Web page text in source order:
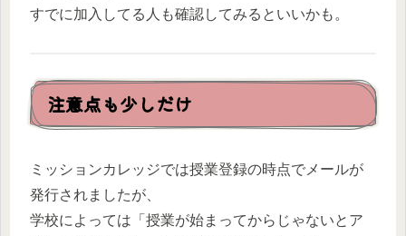
すでに加入してる人も確認してみるといいかも。
注意点も少しだけ
ミッションカレッジでは授業登録の時点でメールが
発行されましたが、
学校によっては「授業が始まってからじゃないとア